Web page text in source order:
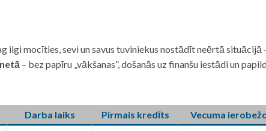
ilgi mocīties, sevi un savus tuviniekus nostādīt neērtā situācijā
– bez papīru „vākšanas”, došanās uz finanšu iestādi un
Darba laiks Pirmais kredīts Vecuma